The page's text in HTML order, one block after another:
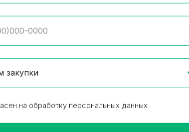
на обработку персональных данных